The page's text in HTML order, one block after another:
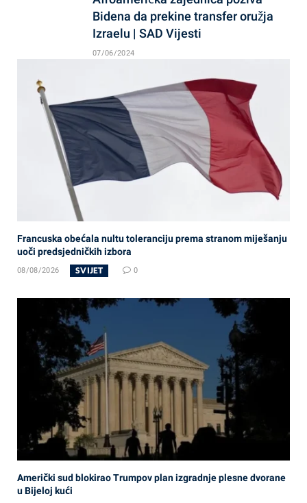
Bidena da prekine transfer oružja
Izraelu | SAD Vijesti
07/06/2024
Francuska obećala nultu toleranciju prema stranom miješanju
uoči predsjedničkih izbora
08/08/2026 SVIJET 0
Američki sud blokirao Trumpov plan izgradnje plesne dvorane
u Bijeloj kući